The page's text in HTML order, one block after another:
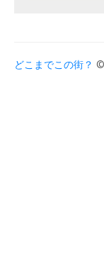
どこまでこの街？ ©